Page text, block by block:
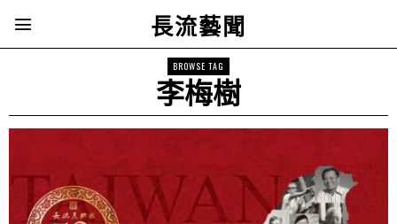
長流藝聞
BROWSE TAG
李梅樹